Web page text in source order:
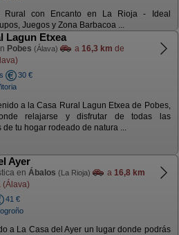
Rural con Encanto en La Rioja - Ideal
Juegos y Zona Barbacoa ...
Lagun Etxea
Pobes (Álava) a 16,3 km de
30 €
a la Casa Rural Lagun Etxea de Pobes,
relajarse y disfrutar de todas las
de tu hogar rodeado de natura ...
Ayer
en Ábalos (La Rioja) a 16,8 km
(Álava)
41 €
a La Casa del Ayer un lugar donde podrás